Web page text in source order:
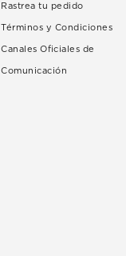
Rastrea tu pedido
Términos y Condiciones
Canales Oficiales de
Comunicación